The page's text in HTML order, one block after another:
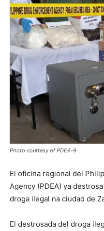
Photo courtesy of PDEA-9
El oficina regional del
Agency (PDEA) ya
droga ilegal na ciudad de
El destrosada del droga